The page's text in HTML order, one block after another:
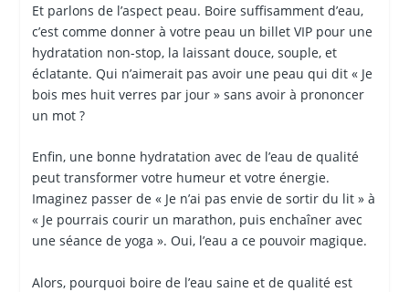
Et parlons de l’aspect peau. Boire suffisamment d’eau,
c’est comme donner à votre peau un billet VIP pour une
hydratation non-stop, la laissant douce, souple, et
éclatante. Qui n’aimerait pas avoir une peau qui dit « Je
bois mes huit verres par jour » sans avoir à prononcer
un mot ?
Enfin, une bonne hydratation avec de l’eau de qualité
peut transformer votre humeur et votre énergie.
Imaginez passer de « Je n’ai pas envie de sortir du lit » à
« Je pourrais courir un marathon, puis enchaîner avec
une séance de yoga ». Oui, l’eau a ce pouvoir magique.
Alors, pourquoi boire de l’eau saine et de qualité est